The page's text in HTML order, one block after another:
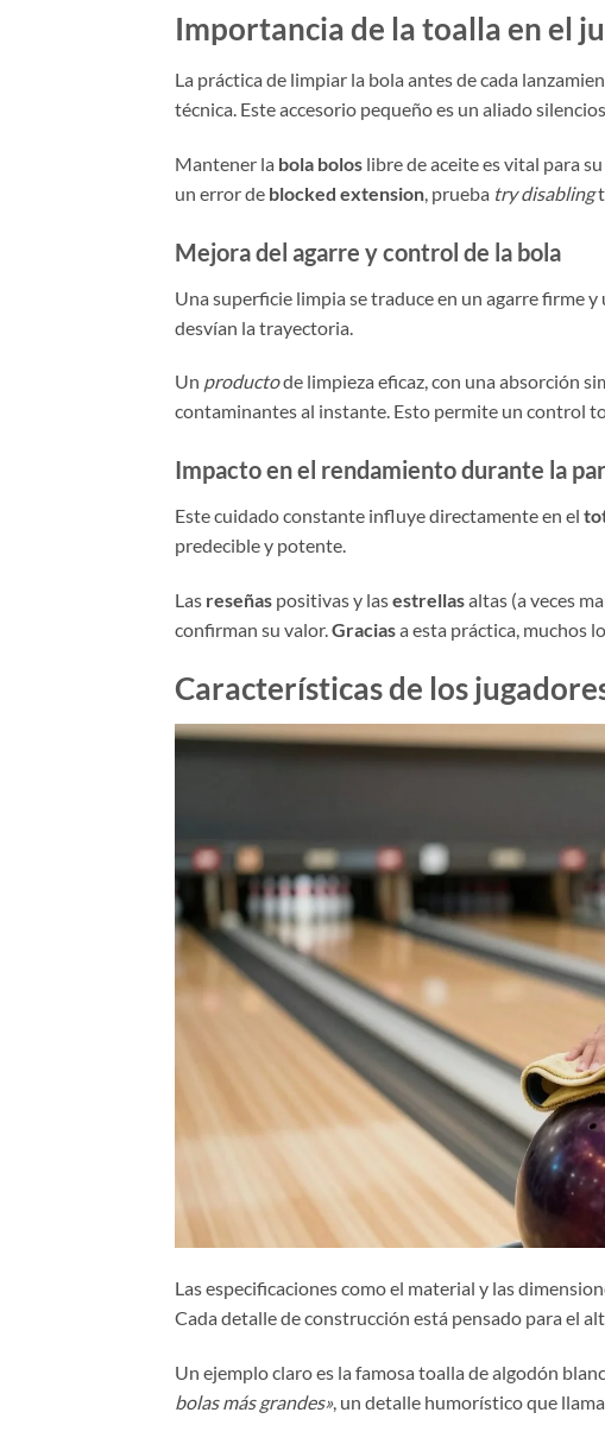
Importancia de la toalla en el
La práctica de limpiar la bola antes de cada
técnica. Este accesorio pequeño es un aliado
Mantener la bola bolos libre de aceite es vital para
un error de blocked extension , prueba try disabling
Mejora del agarre y control de la bola
Una superficie limpia se traduce en un agarre firme
desvían la trayectoria.
Un productode limpieza eficaz, con una absorción
contaminantes al instante. Esto permite un control
Impacto en el rendamiento durante la
Este cuidado constante influye directamente en el
predecible y potente.
Las reseñas positivas y lasestrellasaltas (a veces
confirman su valor.Graciasa esta práctica, muchos
Características de los
Las especificaciones como el material y las
Cada detalle de construcción está pensado para el
Un ejemplo claro es la famosa toalla de algodón
bolas más grandes», un detalle humorístico que